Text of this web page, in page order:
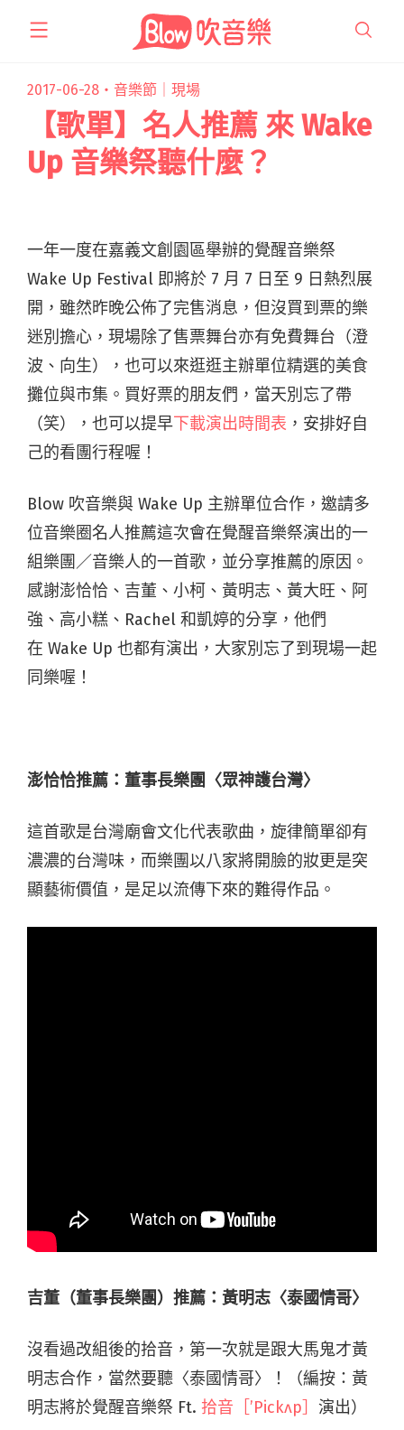
2017-06-28・ 音樂節｜現場
【歌單】名人推薦 來 Wake
Up 音樂祭聽什麼？
一年一度在嘉義文創園區舉辦的覺醒音樂祭
Wake Up Festival 即將於 7 月 7 日至 9 日熱烈展
開，雖然昨晚公佈了完售消息，但沒買到票的樂
迷別擔心，現場除了售票舞台亦有免費舞台（澄
波、向生），也可以來逛逛主辦單位精選的美食
攤位與市集。買好票的朋友們，當天別忘了帶
（笑），也可以提早下載演出時間表 ，安排好自
己的看團行程喔！
Blow 吹音樂與 Wake Up 主辦單位合作，邀請多
位音樂圈名人推薦這次會在覺醒音樂祭演出的一
組樂團／音樂人的一首歌，並分享推薦的原因。
感謝澎恰恰、吉董、小柯、黃明志、黃大旺、阿
強、高小糕、Rachel 和凱婷的分享，他們
在 Wake Up 也都有演出，大家別忘了到現場一起
同樂喔！
澎恰恰推薦：董事長樂團〈眾神護台灣〉
這首歌是台灣廟會文化代表歌曲，旋律簡單卻有
濃濃的台灣味，而樂團以八家將開臉的妝更是突
顯藝術價值，是足以流傳下來的難得作品。
吉董（董事長樂團）推薦：黃明志〈泰國情哥〉
沒看過改組後的拾音，第一次就是跟大馬鬼才黃
明志合作，當然要聽〈泰國情哥〉！（編按：黃
明志將於覺醒音樂祭 Ft. 拾音［’Pickʌp］ 演出）